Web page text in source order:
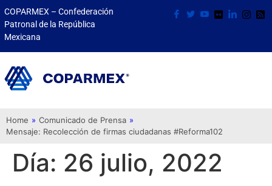
COPARMEX – Confederación
Patronal de la República
Mexicana
Home » Comunicado de Prensa »
Mensaje: Recolección de firmas ciudadanas #Reforma102
Día: 26 julio, 2022